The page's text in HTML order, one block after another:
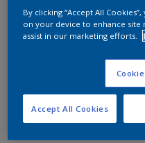
By clicking “Accept All
on your device to enhance site
assist in our marketing efforts.
Accept All Cookies